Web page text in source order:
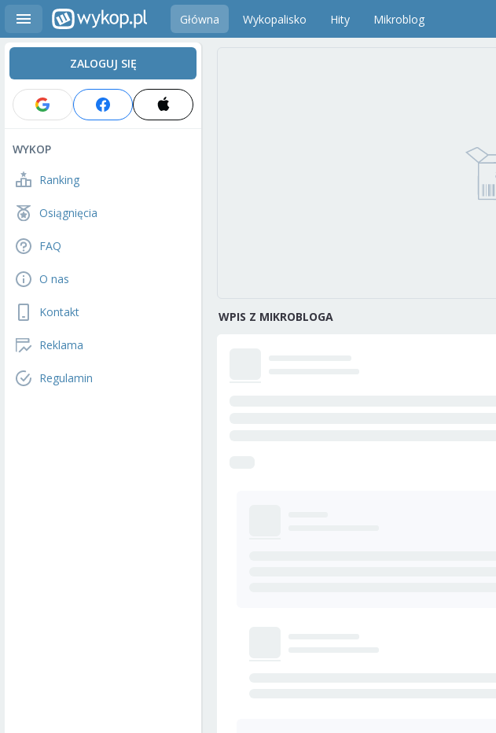
Główna Wykopalisko Hity Mikroblog
ZALOGUJ SIĘ
WYKOP
Ranking
Osiągnięcia
FAQ
O nas
Kontakt
Reklama
Regulamin
WPIS Z MIKROBLOGA